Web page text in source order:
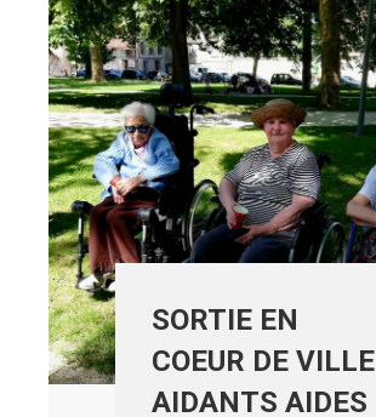
SORTIE EN
COEUR DE VILLE
AIDANTS AIDES